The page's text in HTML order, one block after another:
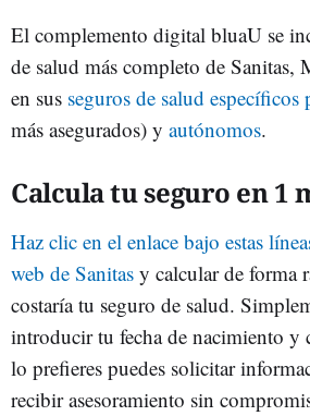
El complemento digital bluaU se
de salud más completo de Sanitas,
en sus seguros de salud específicos
más asegurados) y autónomos.
Calcula tu seguro en 1
Haz clic en el enlace bajo estas
web de Sanitas y calcular de forma
costaría tu seguro de salud.
introducir tu fecha de nacimiento y
lo prefieres puedes solicitar
recibir asesoramiento sin